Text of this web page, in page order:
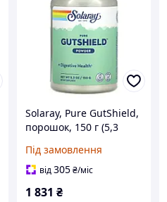
Solaray, Pure GutShield,
порошок, 150 г (5,3
Під замовлення
від305₴/міс
1 831 ₴